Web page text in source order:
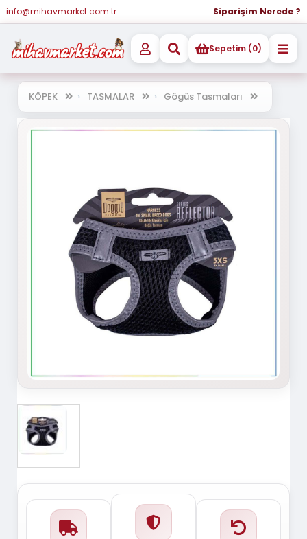
info@mihavmarket.com.tr Siparişim Nerede ?
Sepetim (0)
KÖPEK TASMALAR Gögüs Tasmaları